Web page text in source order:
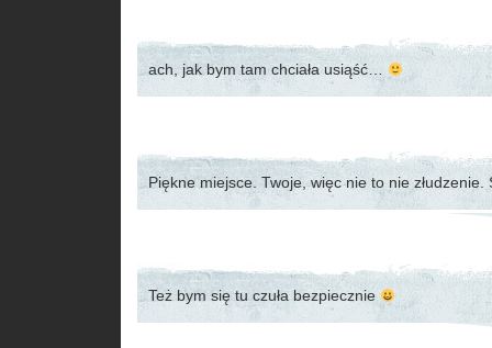
ach, jak bym tam chciała usiąść…
Piękne miejsce. Twoje, więc nie to nie złudzenie.
Też bym się tu czuła bezpiecznie